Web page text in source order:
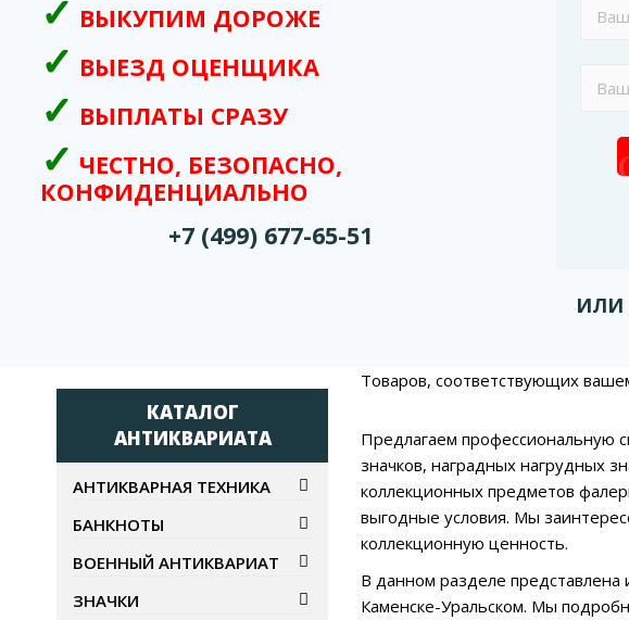
ВЫКУПИМ ДОРОЖЕ
ВЫЕЗД ОЦЕНЩИКА
ВЫПЛАТЫ СРАЗУ
ЧЕСТНО, БЕЗОПАСНО,
КОНФИДЕНЦИАЛЬНО
+7 (499) 677-65-51
ИЛИ
Товаров, соответствующих
Предлагаем профессиональную
значков, наградных нагрудных
коллекционных предметов
выгодные условия. Мы
коллекционную ценность.
В данном разделе представлена
Каменске-Уральском. Мы
КАТАЛОГ
АНТИКВАРИАТА
АНТИКВАРНАЯ ТЕХНИКА
БАНКНОТЫ
ВОЕННЫЙ АНТИКВАРИАТ
ЗНАЧКИ